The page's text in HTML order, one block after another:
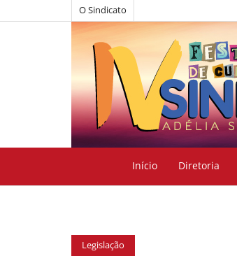
O Sindicato
Início Diretoria
Legislação